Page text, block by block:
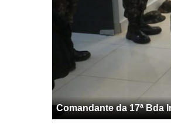
Comandante da 17ª Bda